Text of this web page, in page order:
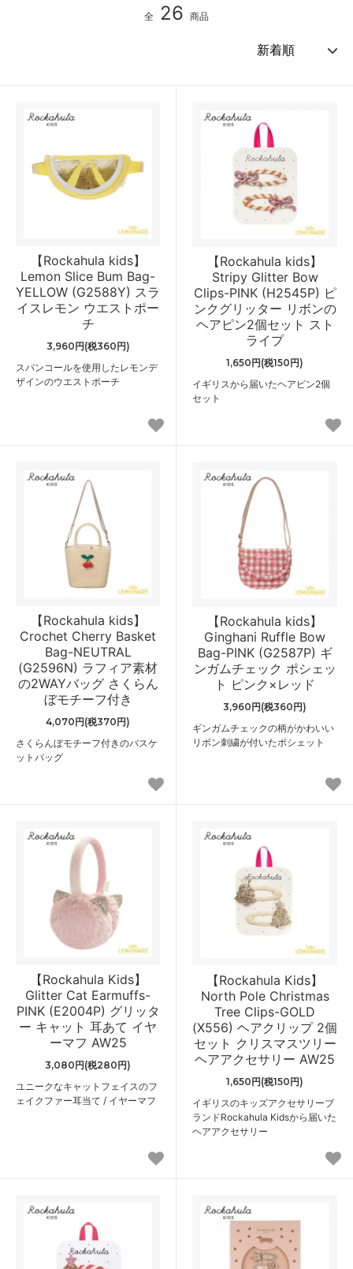
全 26 商品
【Rockahula kids】
Lemon Slice Bum Bag-
YELLOW (G2588Y) スラ
イスレモン ウエストポー
チ
3,960円(税360円)
スパンコールを使用したレモンデ
ザインのウエストポーチ
【Rockahula kids】
Stripy Glitter Bow
Clips-PINK (H2545P) ピ
ンクグリッター リボンの
ヘアピン2個セット スト
ライプ
1,650円(税150円)
イギリスから届いたヘアピン2個
セット
【Rockahula kids】
Crochet Cherry Basket
Bag-NEUTRAL
(G2596N) ラフィア素材
の2WAYバッグ さくらん
ぼモチーフ付き
4,070円(税370円)
さくらんぼモチーフ付きのバスケ
ットバッグ
【Rockahula kids】
Ginghani Ruffle Bow
Bag-PINK (G2587P) ギ
ンガムチェック ポシェッ
ト ピンク×レッド
3,960円(税360円)
ギンガムチェックの柄がかわいい
リボン刺繍が付いたポシェット
【Rockahula Kids】
Glitter Cat Earmuffs-
PINK (E2004P) グリッタ
ー キャット 耳あて イヤ
ーマフ AW25
3,080円(税280円)
ユニークなキャットフェイスのフ
ェイクファー耳当て / イヤーマフ
【Rockahula Kids】
North Pole Christmas
Tree Clips-GOLD
(X556) ヘアクリップ 2個
セット クリスマスツリー
ヘアアクセサリー AW25
1,650円(税150円)
イギリスのキッズアクセサリーブ
ランドRockahula Kidsから届いた
ヘアアクセサリー